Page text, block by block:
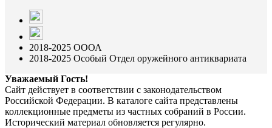
2018-2025 ОООА
2018-2025 Особый Отдел оружейного антиквариата
Уважаемый Гость!
Сайт действует в соответствии с законодательством
Российской Федерации. В каталоге сайта представлены
коллекционные предметы из частных собраний в России.
Исторический материал обновляется регулярно.